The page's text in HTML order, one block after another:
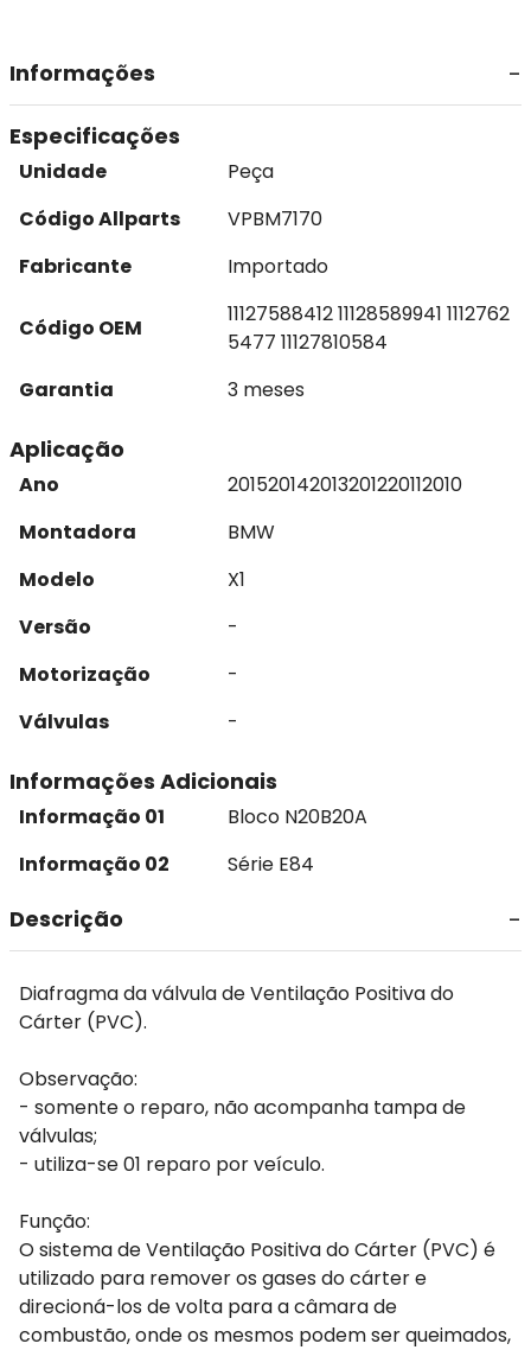
Informações
Especificações
Unidade
Peça
Código Allparts
VPBM7170
Fabricante
Importado
Código OEM
11127588412 11128589941 1112762
5477 11127810584
Garantia
3 meses
Aplicação
Ano 201520142013201220112010
Montadora
BMW
Modelo
X1
Versão
-
Motorização
-
Válvulas
-
Informações Adicionais
Informação 01
Bloco N20B20A
Informação 02
Série E84
Descrição
Diafragma da válvula de Ventilação Positiva do
Cárter (PVC).
Observação:
- somente o reparo, não acompanha tampa de
válvulas;
- utiliza-se 01 reparo por veículo.
Função:
O sistema de Ventilação Positiva do Cárter (PVC) é
utilizado para remover os gases do cárter e
direcioná-los de volta para a câmara de
combustão, onde os mesmos podem ser queimados,